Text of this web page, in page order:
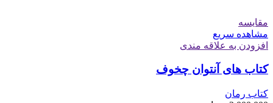
مقایسه
مشاهده سریع
افزودن به علاقه مندی
کتاب های آنتوان چخوف
کتاب رمان